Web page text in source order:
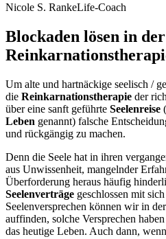
Nicole S. RankeLife-Coach
Blockaden lösen in der
Um alte und hartnäckige seelisch /
die Reinkarnationstherapie der
über eine sanft geführte Seelenreise
Leben genannt) falsche
und rückgängig zu machen.
Denn die Seele hat in ihren
aus Unwissenheit, mangelnder
Überforderung heraus häufig
Seelenverträge geschlossen mit
Seelenversprechen können wir in
auffinden, solche Versprechen
das heutige Leben. Auch dann,